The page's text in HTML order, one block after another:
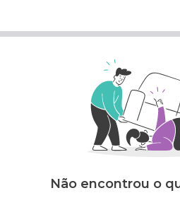
Não encontrou o